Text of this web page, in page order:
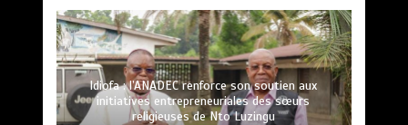
Idiofa : l’ANADEC renforce son soutien aux
initiatives entrepreneuriales des sœurs
religieuses de Nto Luzingu